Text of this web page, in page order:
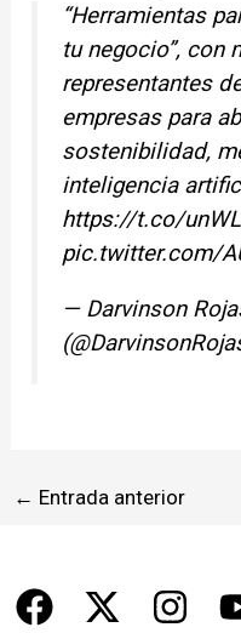
“Herramientas
tu negocio”, con
representantes
empresas para
sostenibilidad,
inteligencia
https://t.co/
pic.twitter.com/
— Darvinson
← Entrada anterior